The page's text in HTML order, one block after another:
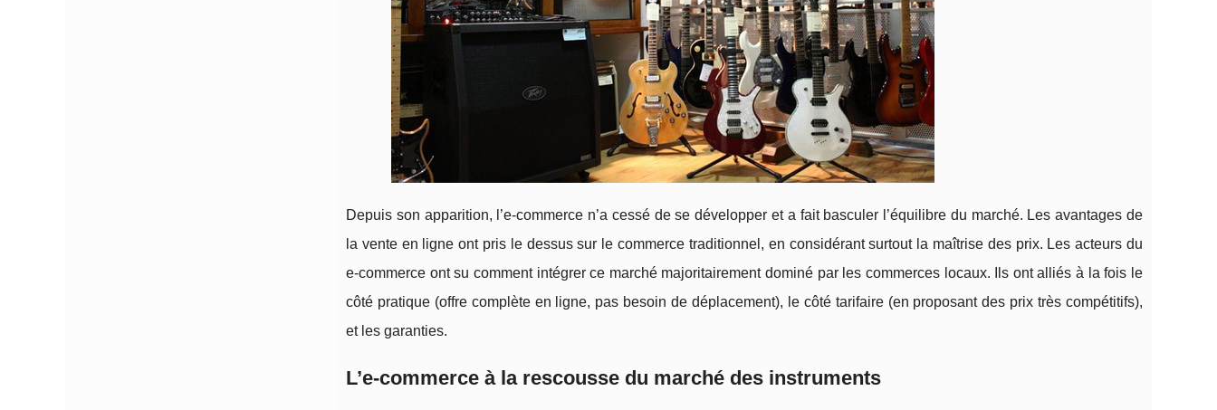
Depuis son apparition, l’e-commerce n’a cessé de se développer et a fait basculer l’équilibre du marché. Les avantages de
la vente en ligne ont pris le dessus sur le commerce traditionnel, en considérant surtout la maîtrise des prix. Les acteurs du
e-commerce ont su comment intégrer ce marché majoritairement dominé par les commerces locaux. Ils ont alliés à la fois le
côté pratique (offre complète en ligne, pas besoin de déplacement), le côté tarifaire (en proposant des prix très compétitifs),
et les garanties.
L’e-commerce à la rescousse du marché des instruments